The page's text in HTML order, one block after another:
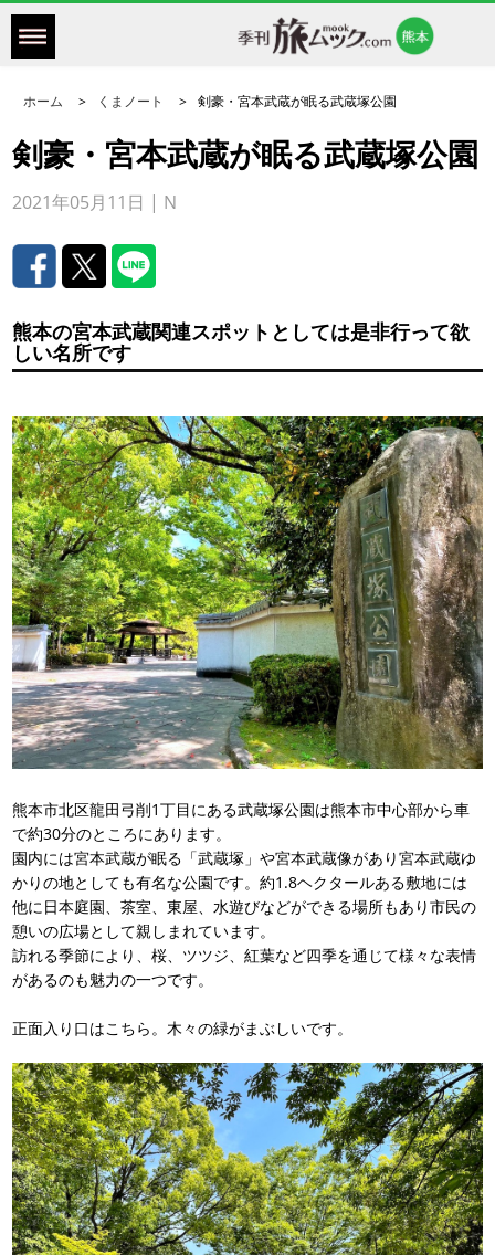
ホーム くまノート 剣豪・宮本武蔵が眠る武蔵塚公園
剣豪・宮本武蔵が眠る武蔵塚公園
2021年05月11日 | N
熊本の宮本武蔵関連スポットとしては是非行って欲
しい名所です
熊本市北区龍田弓削1丁目にある武蔵塚公園は熊本市中心部から車
で約30分のところにあります。
園内には宮本武蔵が眠る「武蔵塚」や宮本武蔵像があり宮本武蔵ゆ
かりの地としても有名な公園です。約1.8ヘクタールある敷地には
他に日本庭園、茶室、東屋、水遊びなどができる場所もあり市民の
憩いの広場として親しまれています。
訪れる季節により、桜、ツツジ、紅葉など四季を通じて様々な表情
があるのも魅力の一つです。
正面入り口はこちら。木々の緑がまぶしいです。